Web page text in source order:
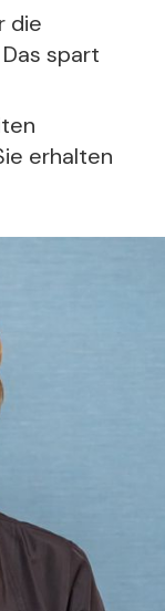
die
spart
erhalten